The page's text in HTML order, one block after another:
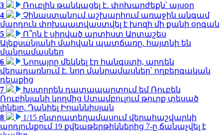
3
Ռուբլին թանկացել է․ փոխարժեքն՝ այսօր
4
Չինաստանում աշխարհում առաջին անգամ
մարդուն փոխպատվաստվել է խոզի մի քանի օրգան
5
Ո՞րն է սիրված արտիստ Արտաշես
Ալեքսանյանի մահվան պատճառը. հայտնի են
մանրամասներ
6
Նորայրը մեկնել էր հանգստի, արդեն
վերադառնում է. նոր մանրամասներ՝ ողբերգական
դեպքից
7
Խստորեն դատապարտում եմ Ռուբեն
Ռուբինյանի կողմից Ստամբուլում թուրք տեսած
լինելը. Դանիել Իոաննիսյան
8
1/15 ընտրատեղամասում վերահաշվարկի
արդյունքում 19 քվեաթերթիկներից 7-ը ճանաչվել է